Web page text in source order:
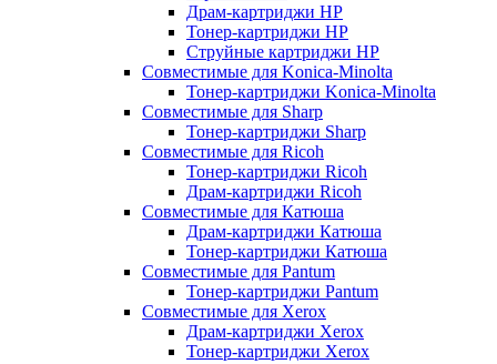
Драм-картриджи HP
Тонер-картриджи HP
Струйные картриджи HP
Совместимые для Konica-Minolta
Тонер-картриджи Konica-Minolta
Совместимые для Sharp
Тонер-картриджи Sharp
Совместимые для Ricoh
Тонер-картриджи Ricoh
Драм-картриджи Ricoh
Совместимые для Катюша
Драм-картриджи Катюша
Тонер-картриджи Катюша
Совместимые для Pantum
Тонер-картриджи Pantum
Совместимые для Xerox
Драм-картриджи Xerox
Тонер-картриджи Xerox